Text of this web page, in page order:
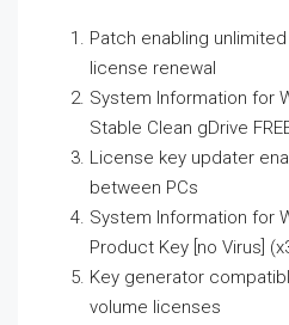
Patch enabling
license renewal
System Information for
Stable Clean gDrive
License key updater
between PCs
System Information for
Product Key [no Virus]
Key generator
volume licenses